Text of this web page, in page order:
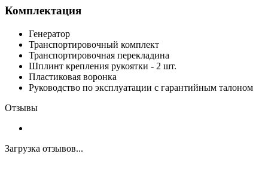
Комплектация
Генератор
Транспортировочный комплект
Транспортировочная перекладина
Шплинт крепления рукоятки - 2 шт.
Пластиковая воронка
Руководство по эксплуатации с гарантийным талоном
Отзывы
Загрузка отзывов...